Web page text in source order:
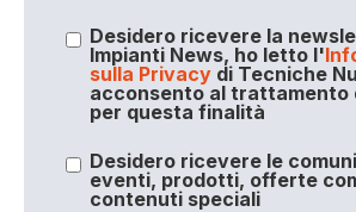
Desidero ricevere la
Impianti News, ho letto l'
sulla Privacydi Tecniche
acconsento al trattamento
per questa finalità
Desidero ricevere le
eventi, prodotti, offerte
contenuti speciali